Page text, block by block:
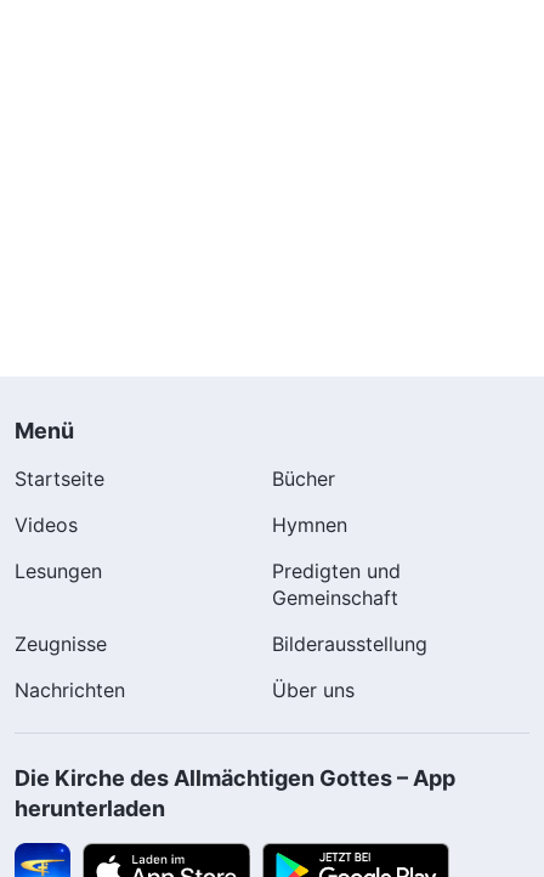
Menü
Startseite
Bücher
Videos
Hymnen
Lesungen
Predigten und
Gemeinschaft
Zeugnisse
Bilderausstellung
Nachrichten
Über uns
Die Kirche des Allmächtigen Gottes – App
herunterladen